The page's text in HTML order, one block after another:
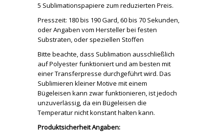
5 Sublimationspapiere zum reduzierten Preis.
Presszeit: 180 bis 190 Gard, 60 bis 70 Sekunden,
oder Angaben vom Hersteller bei festen
Substraten, oder speziellen Stoffen
Bitte beachte, dass Sublimation ausschließlich
auf Polyester funktioniert und am besten mit
einer Transferpresse durchgeführt wird. Das
Sublimieren kleiner Motive mit einem
Bügeleisen kann zwar funktionieren, ist jedoch
unzuverlässig, da ein Bügeleisen die
Temperatur nicht konstant halten kann.
Produktsicherheit Angaben: